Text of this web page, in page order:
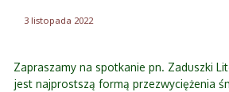
3 listopada 2022
Zapraszamy na spotkanie pn. Zaduszki
jest najprostszą formą przezwyciężenia